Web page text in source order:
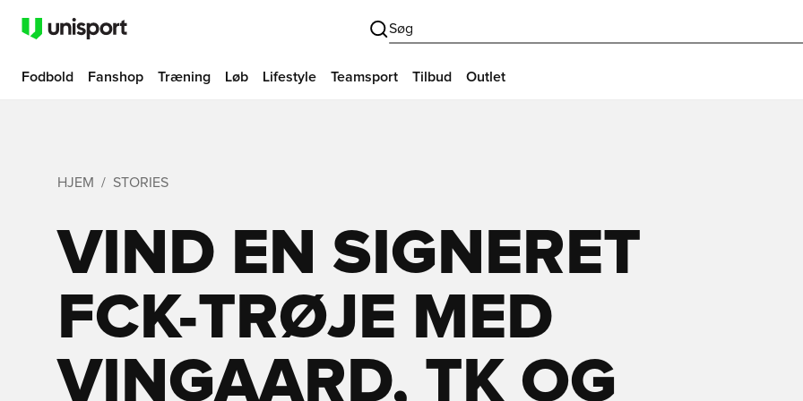
Søg
Fodbold Fanshop Træning Løb Lifestyle Teamsport Tilbud Outlet
HJEM STORIES
VIND EN SIGNERET
FCK-TRØJE MED
VINGAARD, TK OG